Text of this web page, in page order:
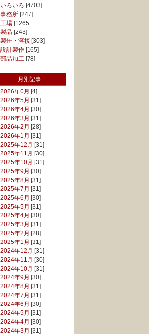
いろいろ [4703]
事務所 [247]
工場 [1265]
製品 [243]
製缶・溶接 [303]
設計製作 [165]
部品加工 [78]
月別記事
2026年6月 [4]
2026年5月 [31]
2026年4月 [30]
2026年3月 [31]
2026年2月 [28]
2026年1月 [31]
2025年12月 [31]
2025年11月 [30]
2025年10月 [31]
2025年9月 [30]
2025年8月 [31]
2025年7月 [31]
2025年6月 [30]
2025年5月 [31]
2025年4月 [30]
2025年3月 [31]
2025年2月 [28]
2025年1月 [31]
2024年12月 [31]
2024年11月 [30]
2024年10月 [31]
2024年9月 [30]
2024年8月 [31]
2024年7月 [31]
2024年6月 [30]
2024年5月 [31]
2024年4月 [30]
2024年3月 [31]